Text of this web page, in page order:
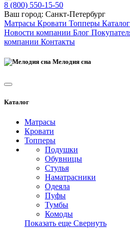
8 (800) 550-15-50
Ваш город: Санкт-Петербург
Матрасы Кровати Топперы Каталог
Новости компании Блог
компании Контакты
Мелодия сна
Каталог
Матрасы
Кровати
Топперы
Подушки
Обувницы
Стулья
Наматрасники
Одеяла
Пуфы
Тумбы
Комоды
Показать еще Свернуть